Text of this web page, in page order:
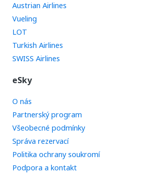
Austrian Airlines
Vueling
LOT
Turkish Airlines
SWISS Airlines
eSky
O nás
Partnerský program
Všeobecné podmínky
Správa rezervací
Politika ochrany soukromí
Podpora a kontakt